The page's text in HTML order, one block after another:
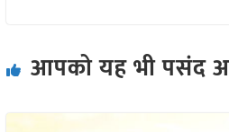
आपको यह भी पसंद